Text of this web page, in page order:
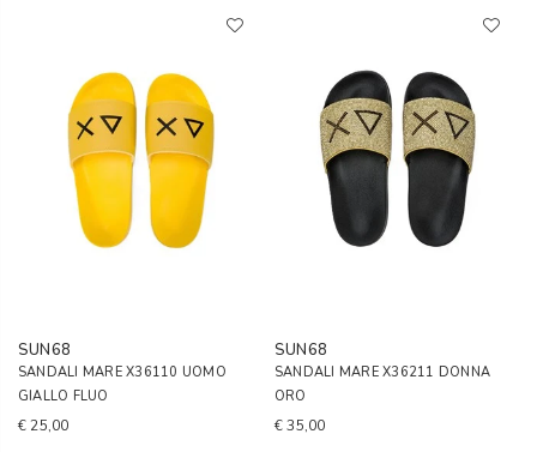
SUN68
SANDALI MARE X36110 UOMO
GIALLO FLUO
€ 25,00
SUN68
SANDALI MARE X36211 DONNA
ORO
€ 35,00